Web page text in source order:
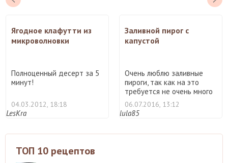
Ягодное клафутти из
микроволновки
Полноценный десерт за 5
минут!
04.03.2012, 18:18
LesKra
Заливной пирог с
капустой
Очень люблю заливные
пироги, так как на это
требуется не очень много
...
06.07.2016, 13:12
lula85
ТОП 10 рецептов